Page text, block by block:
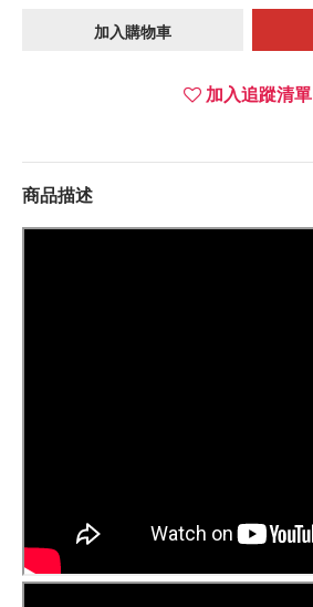
加入購物車
加入追蹤清單
商品描述